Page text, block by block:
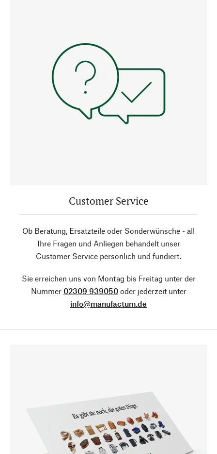
Customer Service
Ob Beratung, Ersatzteile oder Sonderwünsche - all
Ihre Fragen und Anliegen behandelt unser
Customer Service persönlich und fundiert.
Sie erreichen uns von Montag bis Freitag unter der
Nummer 02309 939050oder jederzeit unter
info@manufactum.de